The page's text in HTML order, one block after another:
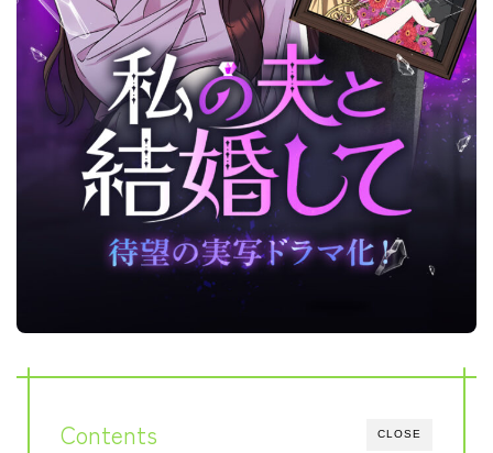
CLOSE
Contents